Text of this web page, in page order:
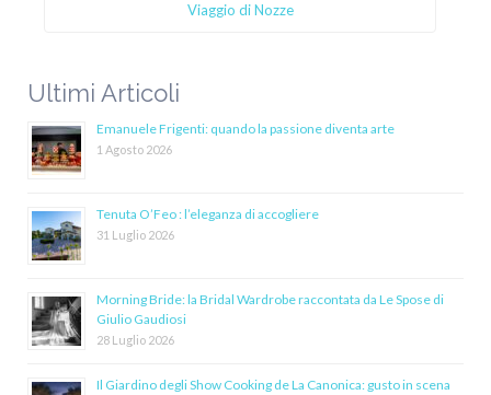
Viaggio di Nozze
Ultimi Articoli
Emanuele Frigenti: quando la passione diventa arte
1 Agosto 2026
Tenuta O’Feo : l’eleganza di accogliere
31 Luglio 2026
Morning Bride: la Bridal Wardrobe raccontata da Le Spose di
Giulio Gaudiosi
28 Luglio 2026
Il Giardino degli Show Cooking de La Canonica: gusto in scena